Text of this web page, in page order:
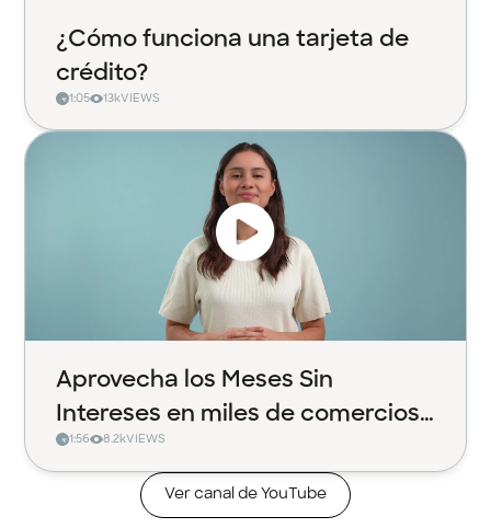
¿Cómo funciona una tarjeta de
crédito?
1:05 13kVIEWS
Aprovecha los Meses Sin
Intereses en miles de comercios
con Klar
1:56 8.2kVIEWS
Ver canal de YouTube